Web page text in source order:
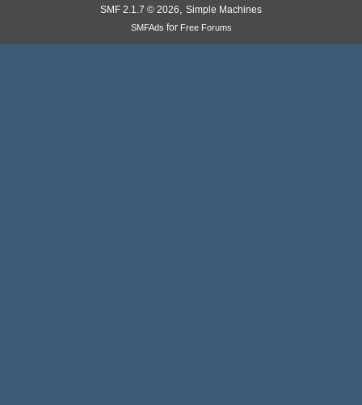
SMF 2.1.7 © 2026, Simple Machines
SMFAds for Free Forums